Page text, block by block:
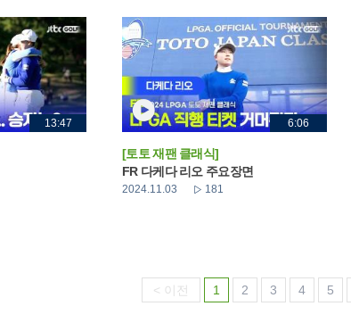
13:47 6:06
[토토 재팬 클래식]
FR 다케다 리오 주요장면
2024.11.03 181
< 이전 1 2 3 4 5